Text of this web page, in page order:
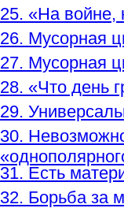
25. «На войне,
26. Мусорная
27. Мусорная
28. «Что день
29.
30.
31. Есть
32. Борьба за